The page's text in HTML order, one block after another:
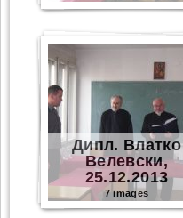
Дипл. Влатко
Велевски,
25.12.2013
7 images